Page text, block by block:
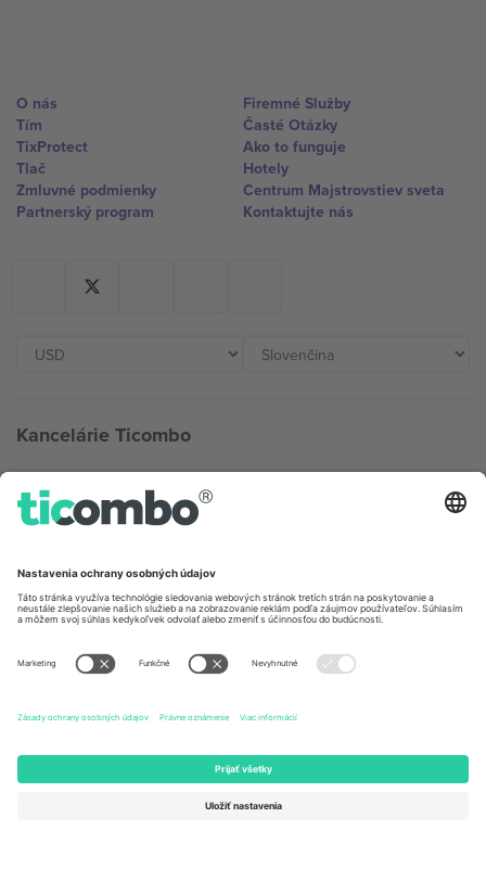
O nás
Tím
TixProtect
Tlač
Zmluvné podmienky
Partnerský program
Firemné Služby
Časté Otázky
Ako to funguje
Hotely
Centrum Majstrovstiev sveta
Kontaktujte nás
Kancelárie Ticombo
Unter den Linden 24, 10117
Berlin, Germany
167 City Road, London, Greater
United States
Newark, Delaware 19713, United
Switzerland
Engelberg, Switzerland
Bulgaria
Regus Sofia City West, bul
Totleben 53-55, 1606 Sofia,
United Arab Emirates
UAE Dubai Silicon Oasis, DDP
Building A1, Office 302, Dubai,
United Arab Emirates